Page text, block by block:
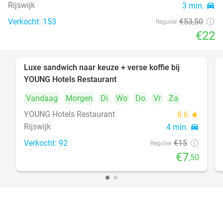
Rijswijk 3 min. directions_car
Verkocht: 153 Regulier €53,50
€22
Luxe sandwich naar keuze + verse koffie bij
YOUNG Hotels Restaurant
Vandaag
Morgen Di Wo Do Vr
Za
YOUNG Hotels Restaurant
8.6 star
Rijswijk 4 min. directions_car
Verkocht: 92 Regulier €15
€7,50